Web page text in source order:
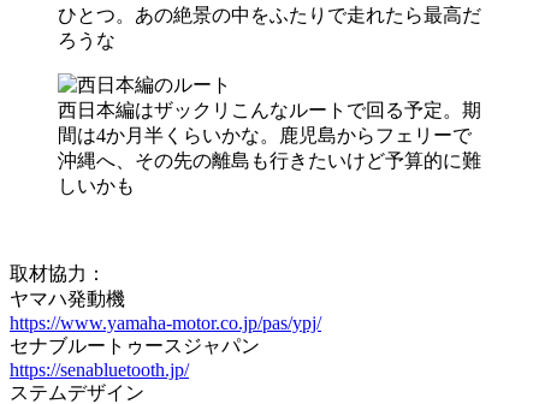
ひとつ。あの絶景の中をふたりで走れたら最高だ
ろうな
西日本編はザックリこんなルートで回る予定。期
間は4か月半くらいかな。鹿児島からフェリーで
沖縄へ、その先の離島も行きたいけど予算的に難
しいかも
取材協力：
ヤマハ発動機
https://www.yamaha-motor.co.jp/pas/ypj/
セナブルートゥースジャパン
https://senabluetooth.jp/
ステムデザイン